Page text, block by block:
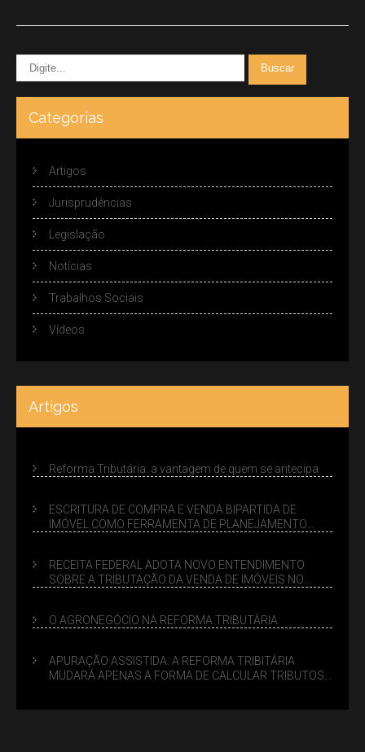
Categorias
Artigos
Jurisprudências
Legislação
Notícias
Trabalhos Sociais
Vídeos
Artigos
Reforma Tributária: a vantagem de quem se antecipa
ESCRITURA DE COMPRA E VENDA BIPARTIDA DE
IMÓVEL COMO FERRAMENTA DE PLANEJAMENTO
RECEITA FEDERAL ADOTA NOVO ENTENDIMENTO
SOBRE A TRIBUTAÇÃO DA VENDA DE IMÓVEIS NO
O AGRONEGÓCIO NA REFORMA TRIBUTÁRIA
APURAÇÃO ASSISTIDA: A REFORMA TRIBITÁRIA
MUDARÁ APENAS A FORMA DE CALCULAR TRIBUTOS